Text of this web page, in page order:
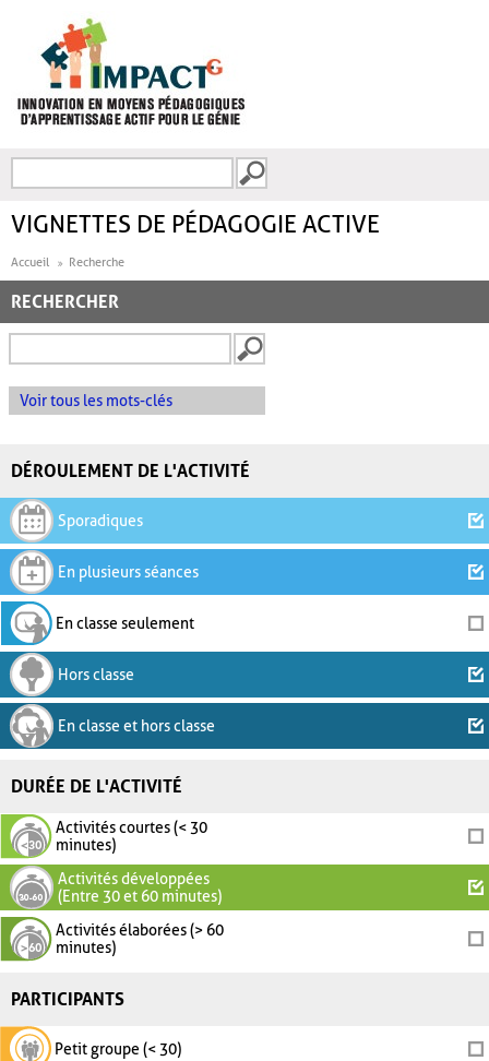
FORMULAIRE DE
VIGNETTES DE PÉDAGOGIE ACTIVE
Accueil Recherche
RECHERCHER
Voir tous les mots-clés
DÉROULEMENT DE L'ACTIVITÉ
Sporadiques
En plusieurs séances
En classe seulement
Hors classe
En classe et hors classe
DURÉE DE L'ACTIVITÉ
Activités courtes (< 30
minutes)
Activités développées
(Entre 30 et 60 minutes)
Activités élaborées (> 60
minutes)
PARTICIPANTS
Petit groupe (< 30)